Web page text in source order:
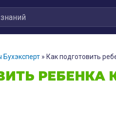
Бухэксперт » Как подготовить
РЕБЕНКА